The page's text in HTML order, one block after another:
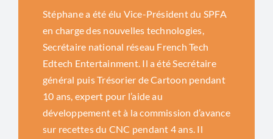
Stéphane a été élu Vice-Président du SPFA
en charge des nouvelles technologies,
Secrétaire national réseau French Tech
Edtech Entertainment. Il a été Secrétaire
général puis Trésorier de Cartoon pendant
10 ans, expert pour l’aide au
développement et à la commission d’avance
sur recettes du CNC pendant 4 ans. Il